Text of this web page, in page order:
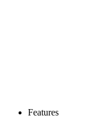
Features